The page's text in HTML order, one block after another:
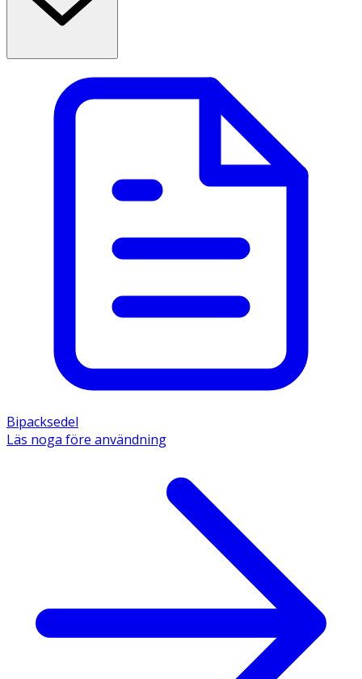
Bipacksedel
Läs noga före användning